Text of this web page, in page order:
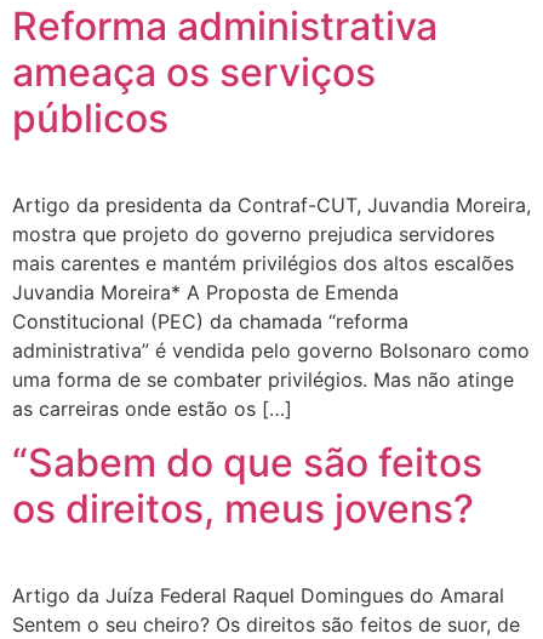
Reforma administrativa
ameaça os serviços
públicos
Artigo da presidenta da Contraf-CUT, Juvandia Moreira,
mostra que projeto do governo prejudica servidores
mais carentes e mantém privilégios dos altos escalões
Juvandia Moreira* A Proposta de Emenda
Constitucional (PEC) da chamada “reforma
administrativa” é vendida pelo governo Bolsonaro como
uma forma de se combater privilégios. Mas não atinge
as carreiras onde estão os […]
“Sabem do que são feitos
os direitos, meus jovens?
Artigo da Juíza Federal Raquel Domingues do Amaral
Sentem o seu cheiro? Os direitos são feitos de suor, de